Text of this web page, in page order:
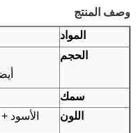
وصف المنتج
المواد
الحجم
سمك
اللون
الأسود